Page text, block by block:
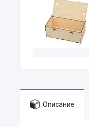
Описание